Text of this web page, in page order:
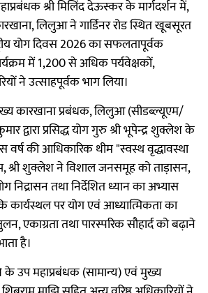
श्री मिलिंद देऊस्कर के मार्गदर्शन में,
लिलुआ ने गार्डिनर रोड स्थित खूबसूरत
योग दिवस 2026 का सफलतापूर्वक
में 1,200 से अधिक पर्यवेक्षकों,
ने उत्साहपूर्वक भाग लिया।
कारखाना प्रबंधक, लिलुआ (सीडब्ल्यूएम/
द्वारा प्रसिद्ध योग गुरु श्री भूपेन्द्र शुक्लेश के
की आधिकारिक थीम "स्वस्थ वृद्धावस्था
शुक्लेश ने विशाल जनसमूह को ताड़ासन,
तथा निर्देशित ध्यान का अभ्यास
कार्यस्थल पर योग एवं आध्यात्मिकता का
एकाग्रता तथा पारस्परिक सौहार्द को बढ़ाने
है।
उप महाप्रबंधक (सामान्य) एवं मुख्य